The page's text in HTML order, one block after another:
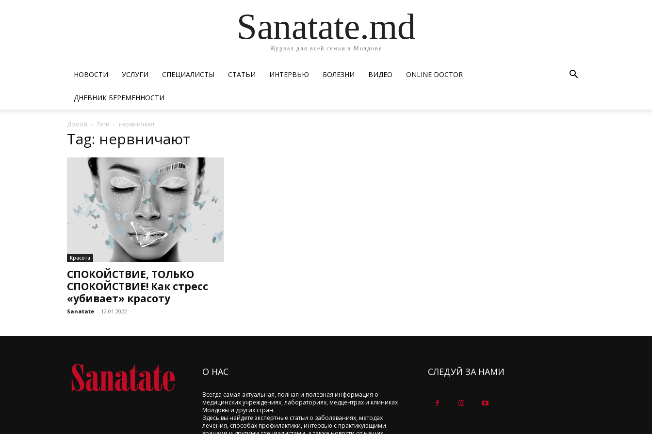
Sanatate.md
Журнал для всей семьи в Молдове
НОВОСТИ УСЛУГИ СПЕЦИАЛИСТЫ СТАТЬИ ИНТЕРВЬЮ БОЛЕЗНИ ВИДЕО ОNLINE DOCTOR
ДНЕВНИК БЕРЕМЕННОСТИ
Домой Теги нервничают
Tag: нервничают
Красота
СПОКОЙСТВИЕ, ТОЛЬКО
СПОКОЙСТВИЕ! Как стресс
«убивает» красоту
Sanatate - 12.01.2022
О НАС
Всегда самая актуальная, полная и полезная информация о
медицинских учреждениях, лабораториях, медцентрах и клиниках
Молдовы и других стран.
Здесь вы найдете экспертные статьи о заболеваниях, методах
лечения, способах профилактики, интервью с практикующими
СЛЕДУЙ ЗА НАМИ